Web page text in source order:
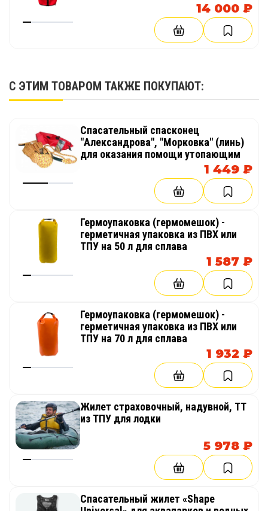
14 000 ₽
С ЭТИМ ТОВАРОМ ТАКЖЕ ПОКУПАЮТ:
Спасательный спасконец
"Александрова", "Морковка" (линь)
для оказания помощи утопающим
1 449 ₽
Гермоупаковка (гермомешок) -
герметичная упаковка из ПВХ или
ТПУ на 50 л для сплава
1 587 ₽
Гермоупаковка (гермомешок) -
герметичная упаковка из ПВХ или
ТПУ на 70 л для сплава
1 932 ₽
Жилет страховочный, надувной, ТТ
из ТПУ для лодки
5 978 ₽
Спасательный жилет «Shape